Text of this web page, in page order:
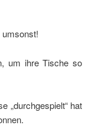
um ihre Tische so
„durchgespielt“ hat